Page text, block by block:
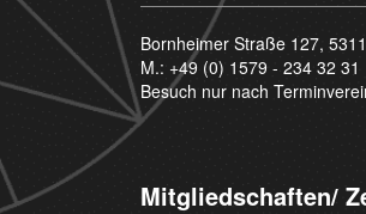
Bornheimer Straße 127,
M.: +49 (0) 1579 - 234 32 31
Besuch nur nach
Mitgliedschaften/